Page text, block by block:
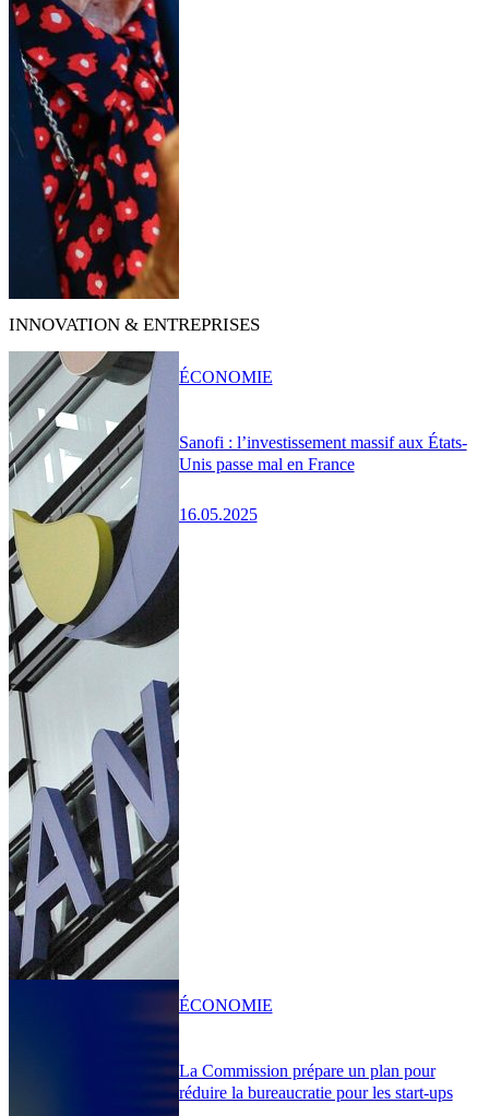
INNOVATION & ENTREPRISES
Sanofi : l’investissement massif aux États-
Unis passe mal en France
16.05.2025
ÉCONOMIE
La Commission prépare un plan pour
réduire la bureaucratie pour les start-ups
ÉCONOMIE